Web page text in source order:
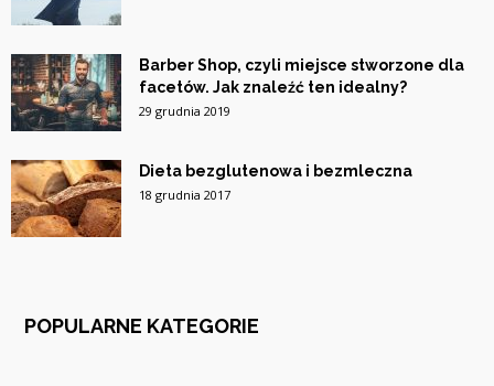
Barber Shop, czyli miejsce stworzone dla
facetów. Jak znaleźć ten idealny?
29 grudnia 2019
Dieta bezglutenowa i bezmleczna
18 grudnia 2017
POPULARNE KATEGORIE